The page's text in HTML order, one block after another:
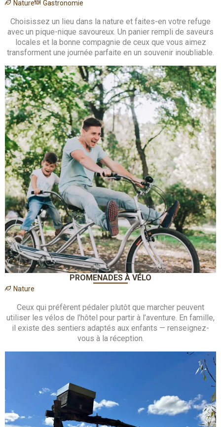
Nature Gastronomie
Choisissez un lieu dans la nature et faites-en votre refuge
avec un pique-nique savoureux. Un panier rempli de saveurs
locales et la bonne compagnie de ceux que vous aimez
transforment une journée parfaite en un souvenir inoubliable.
PROMENADES À VÉLO
Nature
Ceux qui préfèrent pédaler plutôt que marcher peuvent
utiliser les vélos de l’hôtel pour partir à l’aventure. En famille,
il existe des sentiers adaptés aux enfants — renseignez-
vous à la réception.